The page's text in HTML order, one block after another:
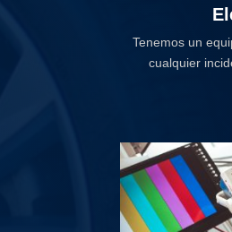
Tenemos un
cualquier